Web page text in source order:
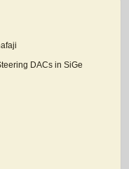
DACs in SiGe